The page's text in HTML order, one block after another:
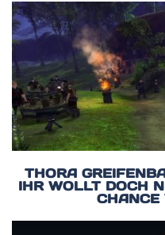
THORA
IHR WOLLT DOCH
CHANCE